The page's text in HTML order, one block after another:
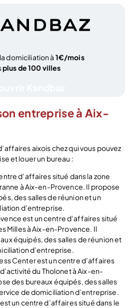
domiciliation à 1€/mois
plus de 100 villes
entreprise à Aix-
aixois chez qui vous pouvez
et louer un bureau :
d’affaires situé dans la zone
à Aix-en-Provence. Il propose
des salles de réunion et un
d’entreprise.
est un centre d’affaires situé
Milles à Aix-en-Provence. Il
équipés, des salles de réunion et
d’entreprise.
Center est un centre d’affaires
du Tholonet à Aix-en-
des bureaux équipés, des salles
de domiciliation d’entreprise.
un centre d’affaires situé dans le